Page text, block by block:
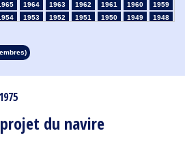
du navire
1964 1963 1962 1961 1960
1959
1953 1952 1951 1950 1949
1948
1908